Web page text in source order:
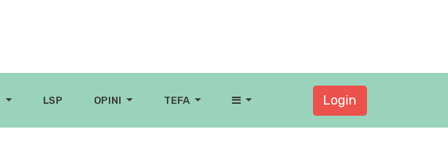
Login
LSP OPINI TEFA